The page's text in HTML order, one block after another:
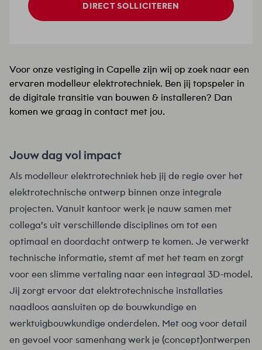
Voor onze vestiging in Capelle zijn wij op zoek naar een
ervaren modelleur elektrotechniek. Ben jij topspeler in
de digitale transitie van bouwen & installeren? Dan
komen we graag in contact met jou.
Jouw dag vol impact
Als modelleur elektrotechniek heb jij de regie over het
elektrotechnische ontwerp binnen onze integrale
projecten. Vanuit kantoor werk je nauw samen met
collega’s uit verschillende disciplines om tot een
optimaal en doordacht ontwerp te komen. Je verwerkt
technische informatie, stemt af met het team en zorgt
voor een slimme vertaling naar een integraal 3D-model.
Jij zorgt ervoor dat elektrotechnische installaties
naadloos aansluiten op de bouwkundige en
werktuigbouwkundige onderdelen. Met oog voor detail
en gevoel voor samenhang werk je (concept)ontwerpen
DIRECT SOLLICITEREN